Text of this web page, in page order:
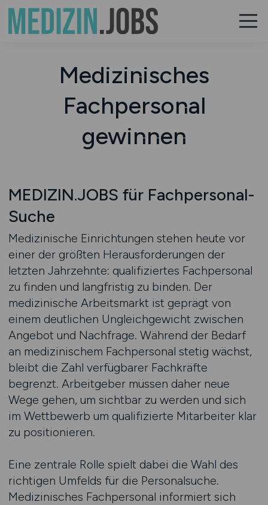
Medizinisches
Fachpersonal
gewinnen
MEDIZIN.JOBS für Fachpersonal-
Suche
Medizinische Einrichtungen stehen heute vor
einer der größten Herausforderungen der
letzten Jahrzehnte: qualifiziertes Fachpersonal
zu finden und langfristig zu binden. Der
medizinische Arbeitsmarkt ist geprägt von
einem deutlichen Ungleichgewicht zwischen
Angebot und Nachfrage. Während der Bedarf
an medizinischem Fachpersonal stetig wächst,
bleibt die Zahl verfügbarer Fachkräfte
begrenzt. Arbeitgeber müssen daher neue
Wege gehen, um sichtbar zu werden und sich
im Wettbewerb um qualifizierte Mitarbeiter klar
zu positionieren.
Eine zentrale Rolle spielt dabei die Wahl des
richtigen Umfelds für die Personalsuche.
Medizinisches Fachpersonal informiert sich